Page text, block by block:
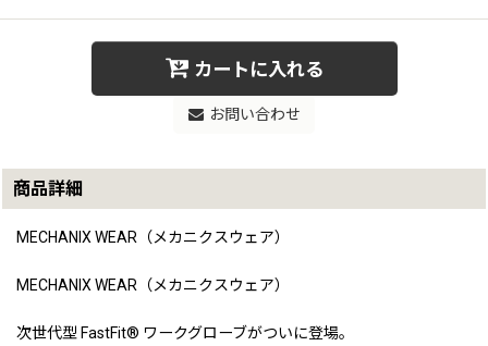
カートに入れる
お問い合わせ
商品詳細
MECHANIX WEAR（メカニクスウェア）
MECHANIX WEAR（メカニクスウェア）
次世代型 FastFit® ワークグローブがついに登場。